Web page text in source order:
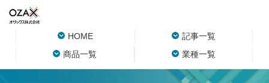
HOME
記事一覧
商品一覧
業種一覧